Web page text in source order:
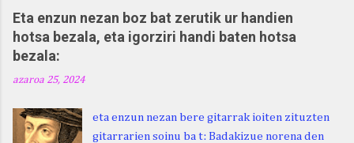
Eta enzun nezan boz bat zerutik ur handien
hotsa bezala, eta igorziri handi baten hotsa
bezala:
azaroa 25, 2024
eta enzun nezan bere gitarrak ioiten zituzten
gitarrarien soinu ba t: Badakizue norena den